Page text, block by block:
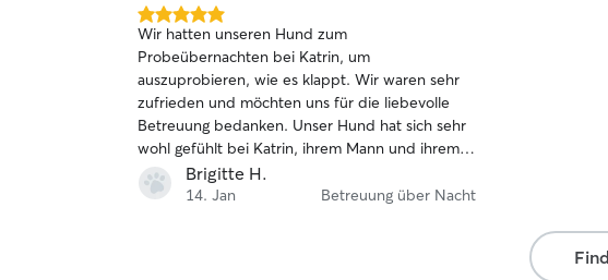
5.0
von
5
Sternen
Wir hatten unseren Hund zum
Probeübernachten bei Katrin, um
auszuprobieren, wie es klappt. Wir waren sehr
zufrieden und möchten uns für die liebevolle
Betreuung bedanken. Unser Hund hat sich sehr
wohl gefühlt bei Katrin, ihrem Mann und ihrem
Hund Stella.Brigitte H.
14. Jan Betreuung über Nacht